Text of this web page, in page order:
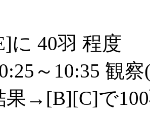
羽 程度
～10:35 観
で100